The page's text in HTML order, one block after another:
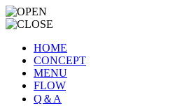
HOME
CONCEPT
MENU
FLOW
Q＆A